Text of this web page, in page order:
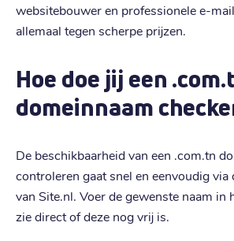
websitebouwer en professionele e-
allemaal tegen scherpe prijzen.
Hoe doe jij een
domeinnaam
De beschikbaarheid van een .com.tn
controleren gaat snel en eenvoudig via
van Site.nl. Voer de gewenste naam in
zie direct of deze nog vrij is.